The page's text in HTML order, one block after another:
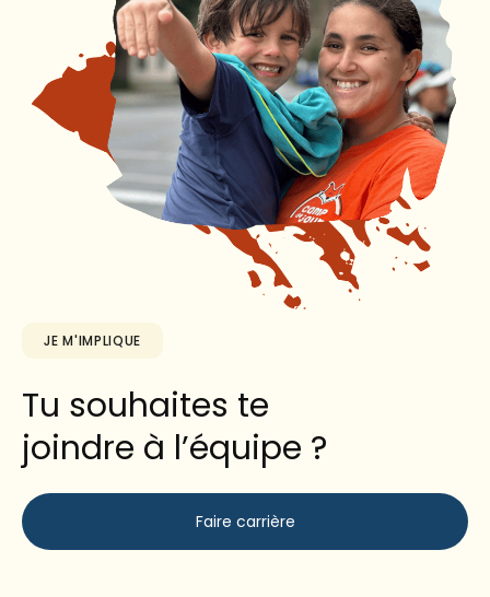
JE M'IMPLIQUE
Tu souhaites te
joindre à l’équipe ?
Faire carrière